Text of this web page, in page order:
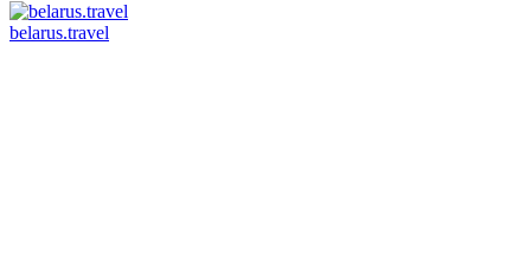
belarus.travel